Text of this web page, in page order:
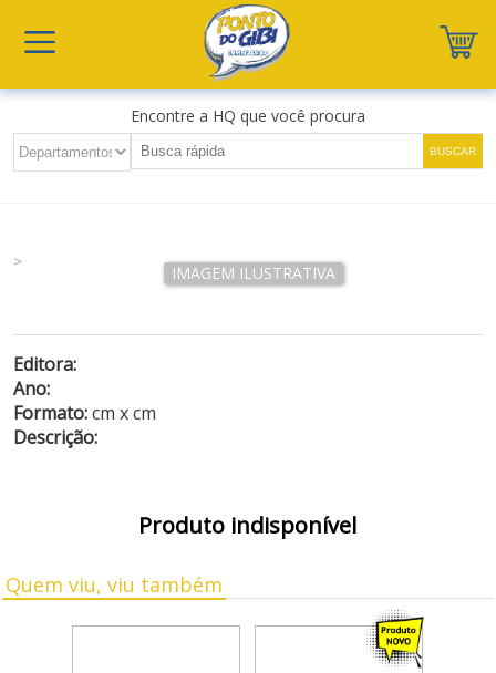
Encontre a HQ que você procura
>
Editora:
Ano:
Formato:cm x cm
Descrição:
Produto indisponível
Quem viu, viu também